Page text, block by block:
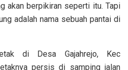
akan berpikiran seperti itu. Tapi
adalah nama sebuah pantai di
di Desa Gajahrejo, Kec
persis di samping jalan